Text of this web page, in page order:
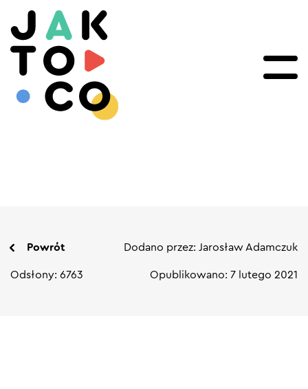
Powrót Dodano przez: Jarosław Adamczuk
Odsłony: 6763 Opublikowano: 7 lutego 2021